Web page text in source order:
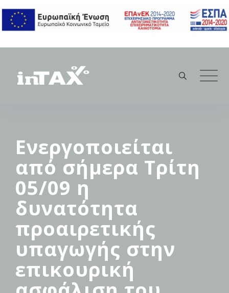
content
Ενεργοποιείται
από σήμερα Τρίτη
05/09 η
δυνατότητα
προαιρετικής
υπαγωγής στην
επικουρική